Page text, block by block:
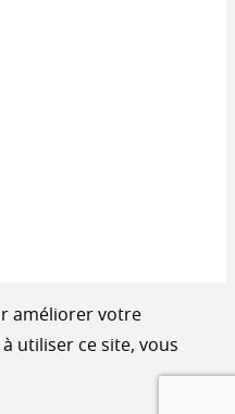
améliorer votre
utiliser ce site, vous